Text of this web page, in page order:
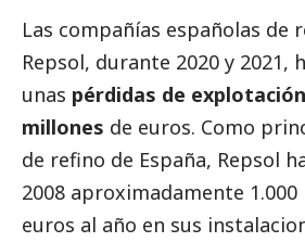
Las compañías españolas de
Repsol, durante 2020 y 2021,
unas pérdidas de
millones de euros. Como
de refino de España, Repsol
2008 aproximadamente
euros al año en sus